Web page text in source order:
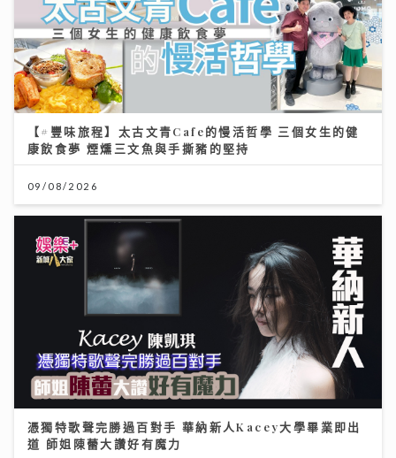
【#豐味旅程】太古文青Cafe的慢活哲學 三個女生的健
康飲食夢 煙燻三文魚與手撕豬的堅持
09/08/2026
憑獨特歌聲完勝過百對手 華納新人Kacey大學畢業即出
道 師姐陳蕾大讚好有魔力